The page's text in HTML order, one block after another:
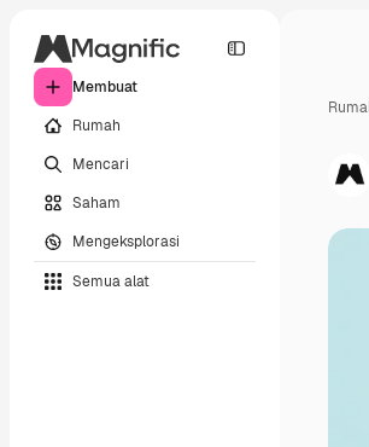
Membuat
Rumah
Mencari
Saham
Mengeksplorasi
Semua alat